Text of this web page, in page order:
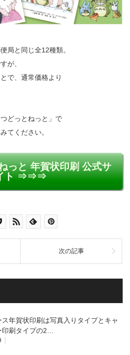
局と同じ全12種類。
が、
で、通常価格より
どっとねっと」で
てください。
っと 年賀状印刷 公式サ
ト ⇒⇒⇒
次の記事
ス年賀状印刷は写真入りタイプとキャ
印刷タイプの2…